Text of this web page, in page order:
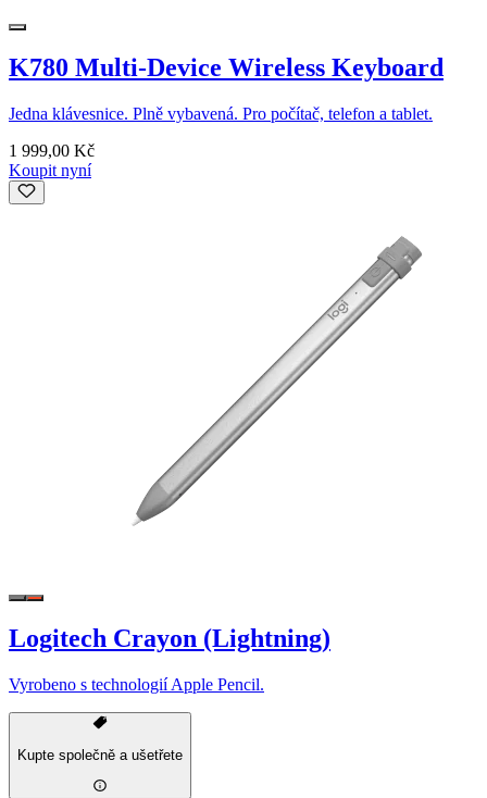
K780 Multi-Device Wireless Keyboard
Jedna klávesnice. Plně vybavená. Pro počítač, telefon a tablet.
1 999,00 Kč
Koupit nyní
Logitech Crayon (Lightning)
Vyrobeno s technologií Apple Pencil.
Kupte společně a ušetřete